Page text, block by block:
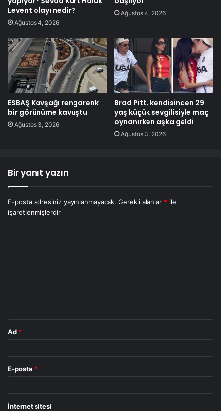
Levent olayı nedir?
Ağustos 4, 2026
Ağustos 4, 2026
ESBAŞ Kavşağı rengarenk
bir görünüme kavuştu
Ağustos 3, 2026
Brad Pitt, kendisinden 29
yaş küçük sevgilisiyle maç
oynanırken aşka geldi
Ağustos 3, 2026
Bir yanıt yazın
E-posta adresiniz yayınlanmayacak. Gerekli alanlar * ile
işaretlenmişlerdir
Ad *
E-posta *
İnternet sitesi